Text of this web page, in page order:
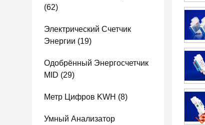
(62)
Электрический Счетчик
Энергии (19)
Одобрённый Энергосчетчик
MID (29)
Метр Цифров KWH (8)
Умный Анализатор